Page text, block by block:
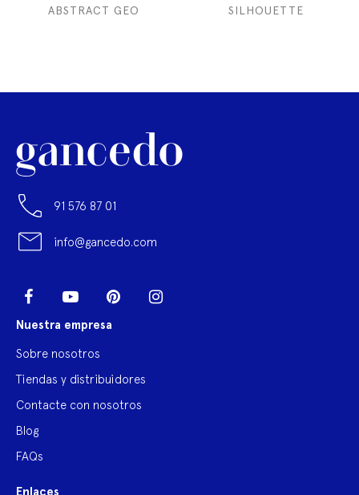
ABSTRACT GEO SILHOUETTE
91 576 87 01
info@gancedo.com
Facebook YouTube Pinterest
Nuestra empresa
Sobre nosotros
Tiendas y distribuidores
Contacte con nosotros
Blog
FAQs
Enlaces